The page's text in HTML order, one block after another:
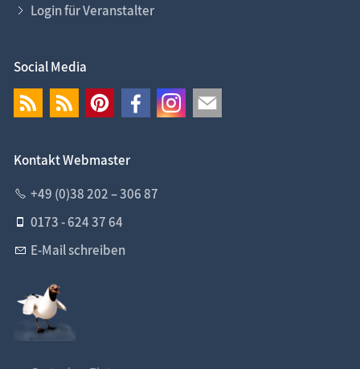
Login für Veranstalter
Social Media
Kontakt Webmaster
+49 (0)38 202 – 306 87
0173 - 624 37 64
E-Mail schreiben